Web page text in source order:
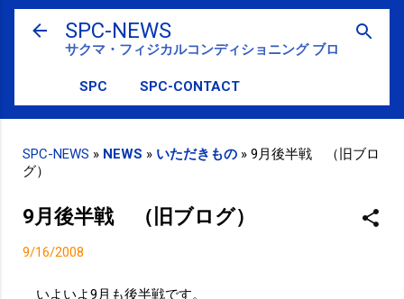
スキップしてメイン コンテンツに移動
SPC-NEWS
サクマ・フィジカルコンディショニング ブログ
SPC SPC-CONTACT
SPC-NEWS » NEWS » いただきもの » 9月後半戦 （旧ブロ
グ）
9月後半戦 （旧ブログ）
9/16/2008
いよいよ9月も後半戦です。